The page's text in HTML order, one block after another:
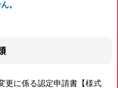
。
更に係る認定申請書【様式